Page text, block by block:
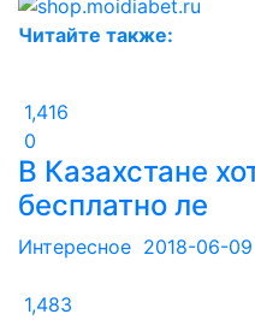
Читайте также:
1,416
0
В Казахстане
бесплатно ле
Интересное 2018-06-09
1,483